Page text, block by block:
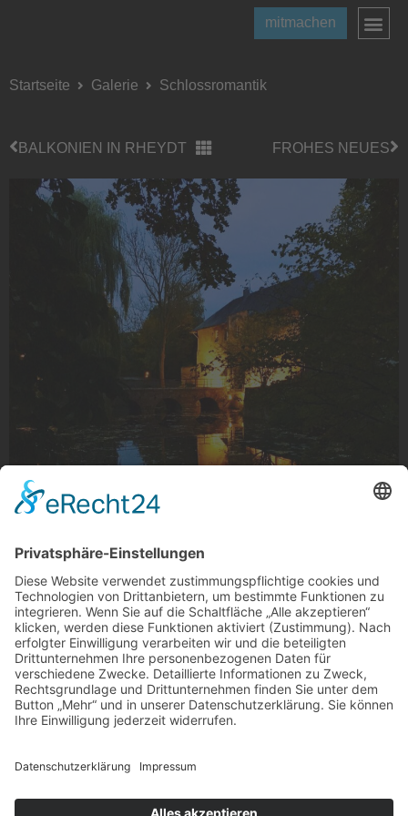
mitmachen
Startseite Galerie Schlossromantik
BALKONIEN IN RHEYDT FROHES NEUES
Schlossromantik
Schlossromantik, Schloss Rheydt
Foto: MG anders sehen